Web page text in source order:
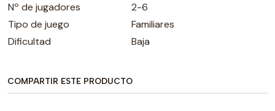
Nº de jugadores
2-6
Tipo de juego
Familiares
Dificultad
Baja
COMPARTIR ESTE PRODUCTO